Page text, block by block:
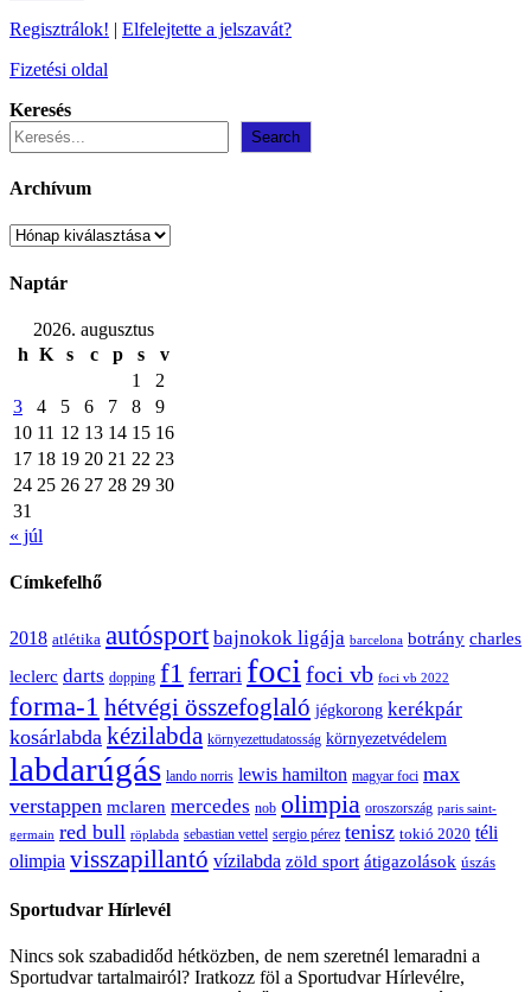
Regisztrálok! | Elfelejtette a jelszavát?
Fizetési oldal
Keresés
Search
Archívum
Archívum
Naptár
2026. augusztus
h K s c p s
v
1
2
3
4 5 6 7 8
9
10 11 12 13 14 15 16
17 18 19 20 21 22 23
24 25 26 27 28 29 30
31
« júl
Címkefelhő
2018 atlétika autósport bajnokok ligája barcelona botrány charles
leclerc darts dopping f1 ferrari foci foci vb foci vb 2022
forma-1 hétvégi összefoglaló jégkorong kerékpár
kosárlabda kézilabda környezettudatosság környezetvédelem
labdarúgás lando norris lewis hamilton magyar foci max
verstappen mclaren mercedes nob olimpia oroszország paris saint-
germain red bull röplabda sebastian vettel sergio pérez tenisz tokió 2020 téli
olimpia visszapillantó vízilabda zöld sport átigazolások úszás
Sportudvar Hírlevél
Nincs sok szabadidőd hétközben, de nem szeretnél lemaradni a
Sportudvar tartalmairól? Iratkozz föl a Sportudvar Hírlevélre,